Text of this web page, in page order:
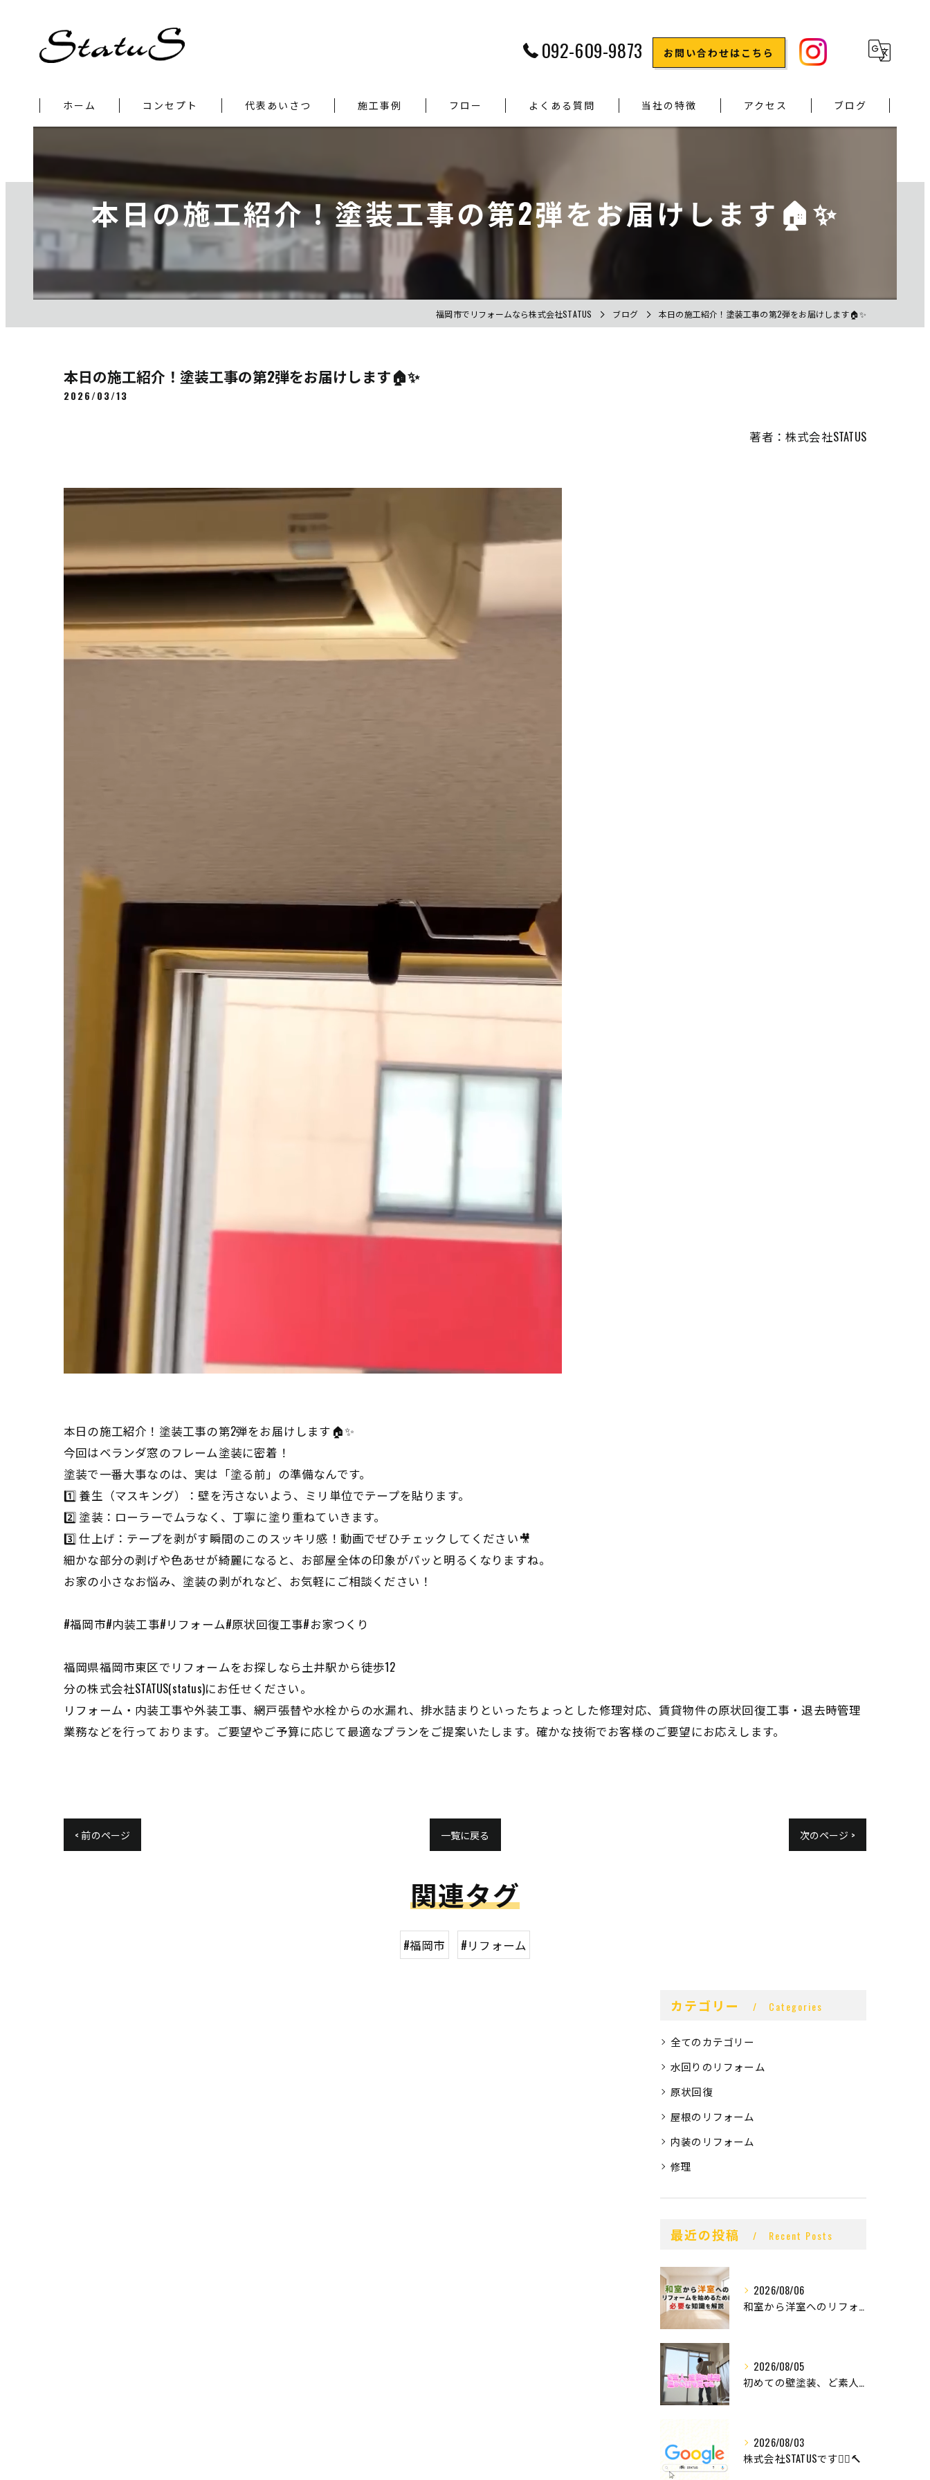
092-609-9873 お問い合わせはこちら
ホーム コンセプト 代表あいさつ 施工事例 フロー よくある質問 当社の特徴
屋根のリフォーム
アクセス ブログ
本日の施工紹介！塗装工事の第2弾をお届けします🏠✨
福岡市でリフォームなら株式会社STATUS ブログ 本日の施工紹介！塗装工事の第2弾をお届けします🏠✨
本日の施工紹介！塗装工事の第2弾をお届けします🏠✨
2026/03/13
著者：株式会社STATUS
本日の施工紹介！塗装工事の第2弾をお届けします🏠✨
今回はベランダ窓のフレーム塗装に密着！
塗装で一番大事なのは、実は「塗る前」の準備なんです。
1️⃣ 養生（マスキング）：壁を汚さないよう、ミリ単位でテープを貼ります。
2️⃣ 塗装：ローラーでムラなく、丁寧に塗り重ねていきます。
3️⃣ 仕上げ：テープを剥がす瞬間のこのスッキリ感！動画でぜひチェックしてください🎥
細かな部分の剥げや色あせが綺麗になると、お部屋全体の印象がパッと明るくなりますね。
お家の小さなお悩み、塗装の剥がれなど、お気軽にご相談ください！
#福岡市#内装工事#リフォーム#原状回復工事#お家つくり
福岡県福岡市東区でリフォームをお探しなら土井駅から徒歩12
分の株式会社STATUS(status)にお任せください。
リフォーム・内装工事や外装工事、網戸張替や水栓からの水漏れ、排水詰まりといったちょっとした修理対応、賃貸物件の原状回復工事・退去時管理
業務などを行っております。ご要望やご予算に応じて最適なプランをご提案いたします。確かな技術でお客様のご要望にお応えします。
< 前のページ 一覧に戻る 次のページ >
関連タグ
#福岡市 #リフォーム
カテゴリー Categories
全てのカテゴリー
水回りのリフォーム
原状回復
屋根のリフォーム
内装のリフォーム
修理
最近の投稿 Recent Posts
2026/08/06
和室から洋室へのリフォームを始めるために必要な知識を解説
2026/08/05
初めての壁塗装、ど素人の末路。
2026/08/03
株式会社STATUSです👷‍♂️🔨